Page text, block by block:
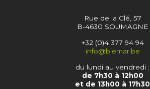
Rue de la Clé, 57
B-4630 SOUMAGNE
+32 (0)4 377 94 94
info@biemar.be
du lundi au vendredi :
de 7h30 à 12h00
et de 13h00 à 17h30